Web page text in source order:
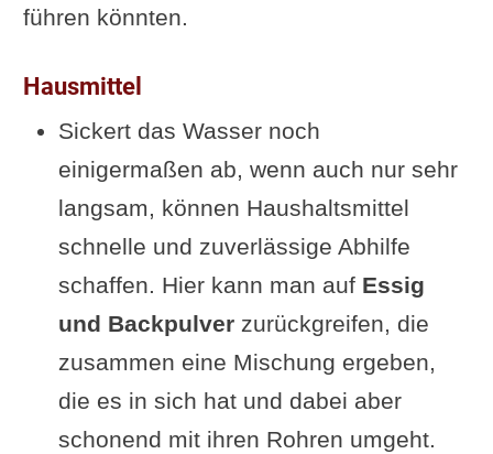
führen könnten.
Hausmittel
Sickert das Wasser noch
einigermaßen ab, wenn auch nur sehr
langsam, können Haushaltsmittel
schnelle und zuverlässige Abhilfe
schaffen. Hier kann man auf Essig
und Backpulverzurückgreifen, die
zusammen eine Mischung ergeben,
die es in sich hat und dabei aber
schonend mit ihren Rohren umgeht.